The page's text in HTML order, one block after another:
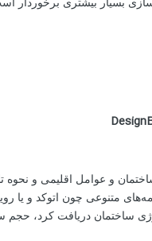
بسیار بیشتری برخوردار
و عوامل اقلیمی و
متنوعی چون اتوکد و
ساختمان دریافت کرد، حجم